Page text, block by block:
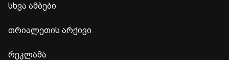
სხვა ამბები
თრიალეთის არქივი
რეკლამა